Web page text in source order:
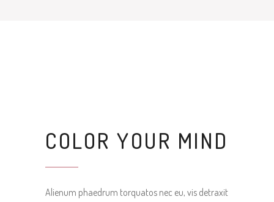
COLOR YOUR MIND
Alienum phaedrum torquatos nec eu, vis detraxit